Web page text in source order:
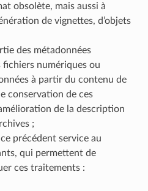
obsolète, mais aussi à
de vignettes, d’objets
des métadonnées
fichiers numériques ou
à partir du contenu de
conservation de ces
de la description
;
précédent service au
qui permettent de
ces traitements :